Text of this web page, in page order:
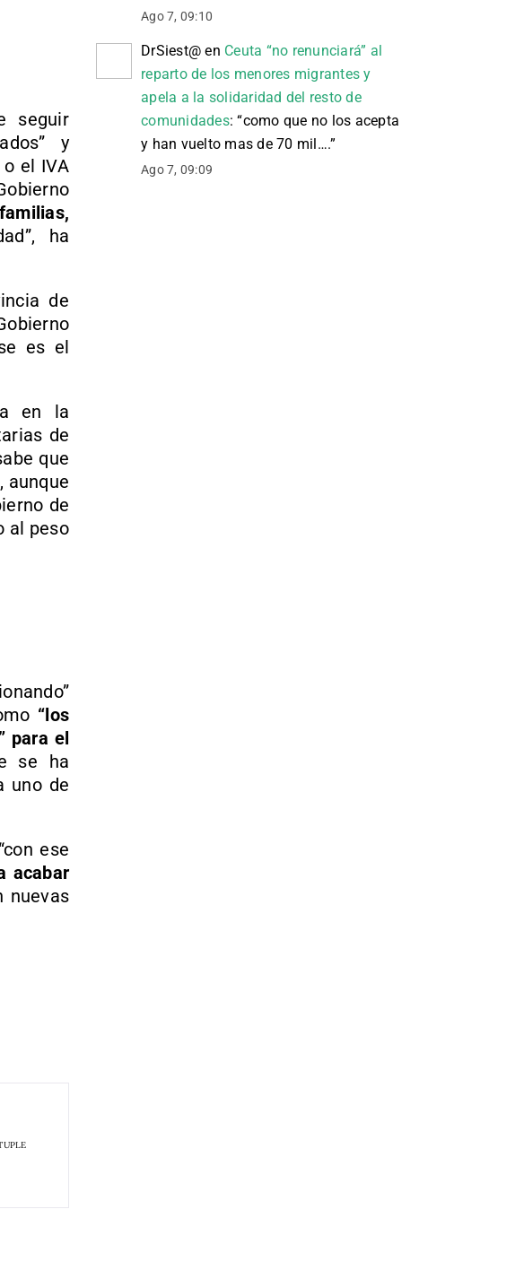
seguir
y
el IVA
ha
de
es el
en la
de
que
aunque
de
al peso
“los
para el
se ha
uno de
ese
acabar
nuevas
Ago 7, 09:10
DrSiest@ en Ceuta “no renunciará” al
reparto de los menores migrantes y
apela a la solidaridad del resto de
comunidades: “como que no los acepta
y han vuelto mas de 70 mil….”
Ago 7, 09:09